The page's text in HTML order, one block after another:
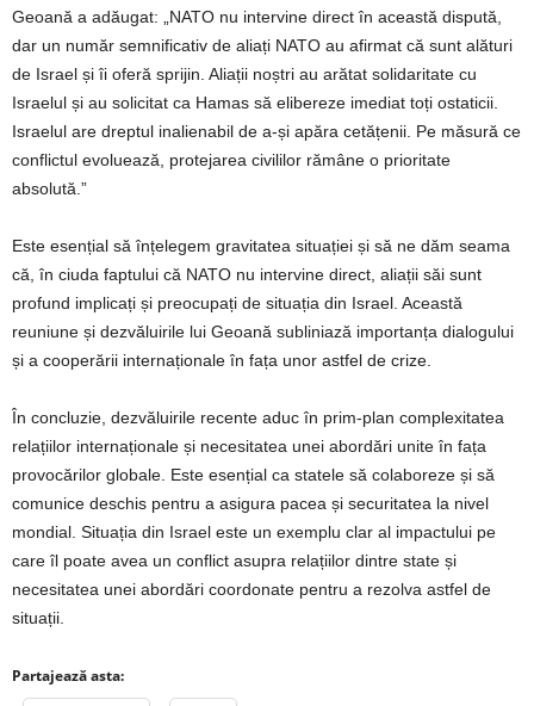
Geoană a adăugat: „NATO nu intervine direct în această dispută,
dar un număr semnificativ de aliați NATO au afirmat că sunt alături
de Israel și îi oferă sprijin. Aliații noștri au arătat solidaritate cu
Israelul și au solicitat ca Hamas să elibereze imediat toți ostaticii.
Israelul are dreptul inalienabil de a-și apăra cetățenii. Pe măsură ce
conflictul evoluează, protejarea civililor rămâne o prioritate
absolută.”
Este esențial să înțelegem gravitatea situației și să ne dăm seama
că, în ciuda faptului că NATO nu intervine direct, aliații săi sunt
profund implicați și preocupați de situația din Israel. Această
reuniune și dezvăluirile lui Geoană subliniază importanța dialogului
și a cooperării internaționale în fața unor astfel de crize.
În concluzie, dezvăluirile recente aduc în prim-plan complexitatea
relațiilor internaționale și necesitatea unei abordări unite în fața
provocărilor globale. Este esențial ca statele să colaboreze și să
comunice deschis pentru a asigura pacea și securitatea la nivel
mondial. Situația din Israel este un exemplu clar al impactului pe
care îl poate avea un conflict asupra relațiilor dintre state și
necesitatea unei abordări coordonate pentru a rezolva astfel de
situații.
Partajează asta: